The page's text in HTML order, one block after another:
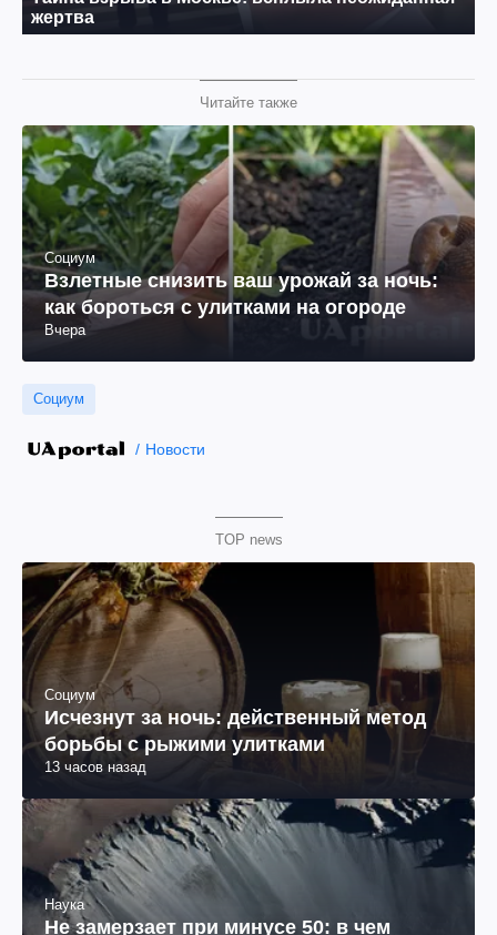
Читайте также
Социум
Взлетные снизить ваш урожай за ночь:
как бороться с улитками на огороде
Вчера
Социум
Новости
TOP news
Социум
Исчезнут за ночь: действенный метод
борьбы с рыжими улитками
13 часов назад
Наука
Не замерзает при минусе 50: в чем